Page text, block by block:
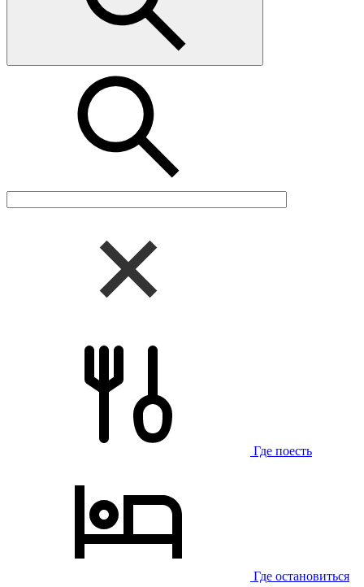
Где поесть
Где остановиться